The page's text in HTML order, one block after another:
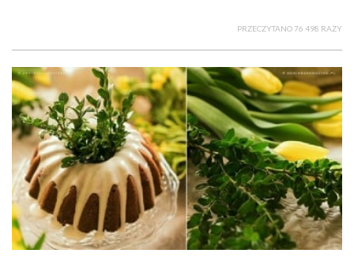
PRZECZYTANO 76 498 RAZY